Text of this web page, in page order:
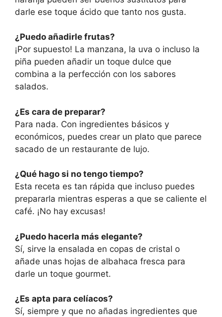
darle ese toque ácido que tanto nos gusta.
¿Puedo añadirle frutas?
¡Por supuesto! La manzana, la uva o incluso la
piña pueden añadir un toque dulce que
combina a la perfección con los sabores
salados.
¿Es cara de preparar?
Para nada. Con ingredientes básicos y
económicos, puedes crear un plato que parece
sacado de un restaurante de lujo.
¿Qué hago si no tengo tiempo?
Esta receta es tan rápida que incluso puedes
prepararla mientras esperas a que se caliente el
café. ¡No hay excusas!
¿Puedo hacerla más elegante?
Sí, sirve la ensalada en copas de cristal o
añade unas hojas de albahaca fresca para
darle un toque gourmet.
¿Es apta para celíacos?
Sí, siempre y que no añadas ingredientes que